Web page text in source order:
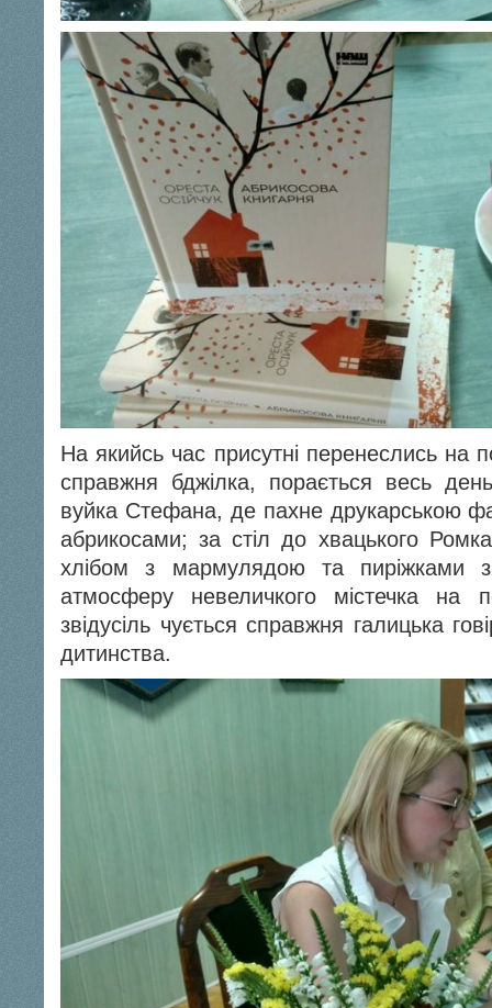
На якийсь час присутні перенеслись на
справжня бджілка, порається весь
вуйка Стефана, де пахне друкарською
абрикосами; за стіл до хвацького
хлібом з мармулядою та пиріжками
атмосферу невеличкого містечка на
звідусіль чується справжня галицька
дитинства.